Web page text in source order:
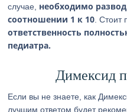
случае, необходимо
соотношении 1 к 10 . Стоит
ответственность
педиатра.
Димексид
Если вы не знаете, как
лучшим ответом будет